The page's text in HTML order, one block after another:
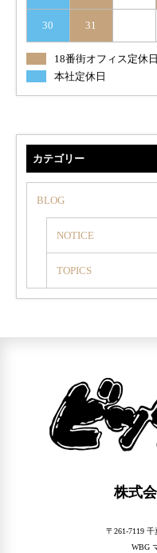
30 31
18番街オフィス定休日
本社定休日
カテゴリー
BLOG
NOTICE
TOPICS
株式
〒261-7119
WBG